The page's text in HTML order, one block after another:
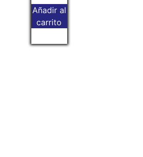
Añadir al
carrito